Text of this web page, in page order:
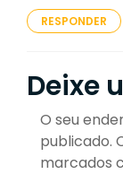
RESPONDER
Deixe
O seu
publicado.
marcados